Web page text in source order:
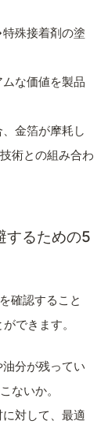
殊接着剤の塗
な価値を製品
金箔が摩耗し
術との組み合わ
するための5
確認すること
できます。
分が残ってい
ないか。
対して、最適